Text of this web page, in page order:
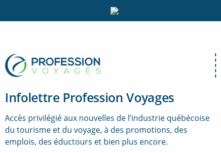
Infolettre Profession Voyages
Accès privilégié aux nouvelles de l’industrie québécoise
du tourisme et du voyage, à des promotions, des
emplois, des éductours et bien plus encore.